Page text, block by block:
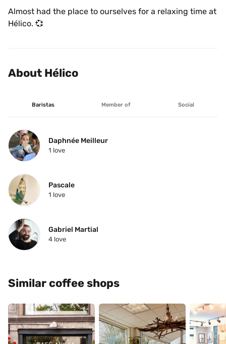
Almost had the place to ourselves for a relaxing time at
Hélico. 💞
About Hélico
Baristas Member of Social
Daphnée Meilleur
1 love
Pascale
1 love
Gabriel Martial
4 love
Similar coffee shops